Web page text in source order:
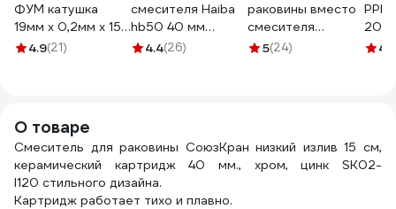
ФУМ катушка
19мм х 0,2мм х 15м
PTFE вода 6020
4.9(21)
смесителя Haiba
hb50 40 мм
539104
4.4(26)
раковины вместо
смесителя
MasterProf 45 мм,
5(24)
PPR
20,
4.3
О товаре
Смеситель для раковины СоюзКран низкий излив 15 см,
керамический картридж 40 мм., хром, цинк SK02-
I120 стильного дизайна.
Картридж работает тихо и плавно.